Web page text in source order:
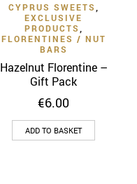
CYPRUS SWEETS
EXCLUSIVE
PRODUCTS
FLORENTINES / NUT
BARS
Hazelnut Florentine –
Gift Pack
€6.00
ADD TO BASKET